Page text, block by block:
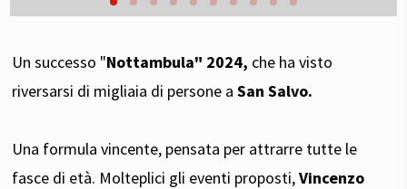
Un successo "Nottambula" 2024, che ha visto
riversarsi di migliaia di persone aSan Salvo.
Una formula vincente, pensata per attrarre tutte le
fasce di età. Molteplici gli eventi proposti,Vincenzo